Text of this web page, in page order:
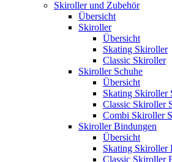
Skiroller und Zubehör
Übersicht
Skiroller
Übersicht
Skating Skiroller
Classic Skiroller
Skiroller Schuhe
Übersicht
Skating Skiroller
Classic Skiroller
Combi Skiroller
Skiroller Bindungen
Übersicht
Skating Skiroller
Classic Skiroller